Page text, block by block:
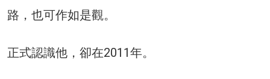
路，也可作如是觀。
正式認識他，卻在2011年。